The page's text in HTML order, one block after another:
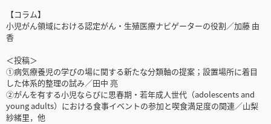
【コラム】
小児がん領域における認定がん・生殖医療ナビゲーターの役割／加藤 由
香
＜投稿＞
①病気療養児の学びの場に関する新たな分類軸の提案；設置場所に着目
した体系的整理の試み／田中 亮
②がんを有する小児ならびに思春期・若年成人世代（adolescents and
young adults）における食事イベントの参加と喫食満足度の関連／山梨
紗緒里，他